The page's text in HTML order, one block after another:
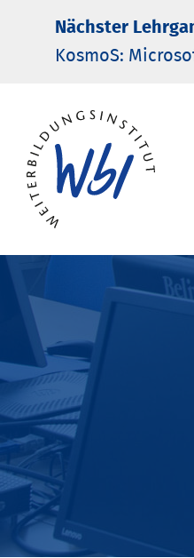
Nächster
KosmoS: